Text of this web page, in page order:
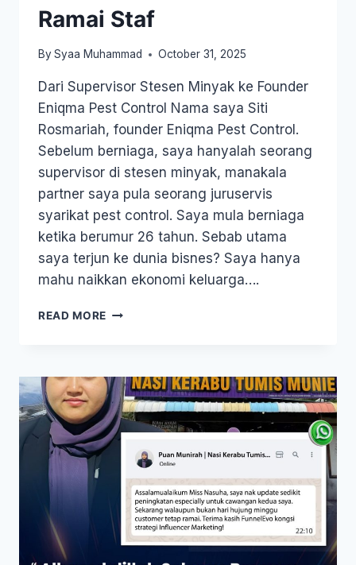
Ramai Staf
By Syaa Muhammad October 31, 2025
Dari Supervisor Stesen Minyak ke Founder
Eniqma Pest Control Nama saya Siti
Rosmariah, founder Eniqma Pest Control.
Sebelum berniaga, saya hanyalah seorang
supervisor di stesen minyak, manakala
partner saya pula seorang juruservis
syarikat pest control. Saya mula berniaga
ketika berumur 26 tahun. Sebab utama
saya terjun ke dunia bisnes? Saya hanya
mahu naikkan ekonomi keluarga….
READ MORE